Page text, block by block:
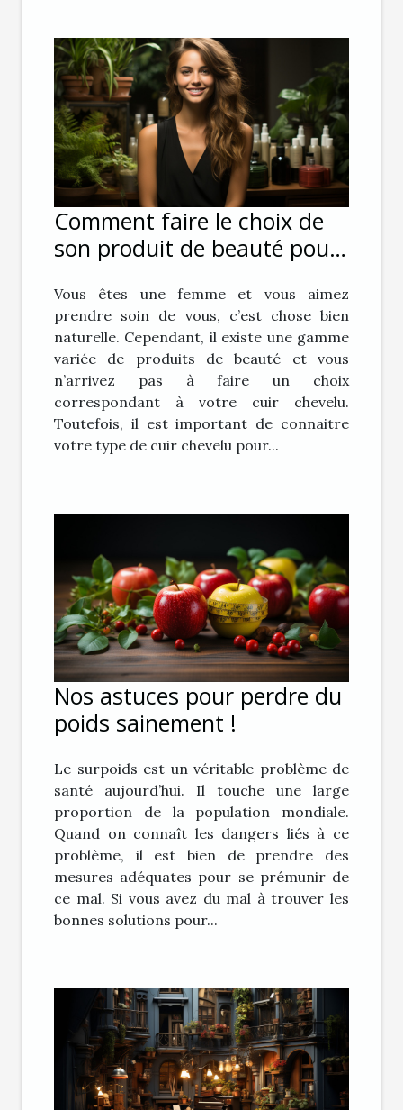
Comment faire le choix de
son produit de beauté pour
Vous êtes une femme et vous aimez
prendre soin de vous, c’est chose bien
naturelle. Cependant, il existe une gamme
variée de produits de beauté et vous
n’arrivez pas à faire un choix
correspondant à votre cuir chevelu.
Toutefois, il est important de connaitre
votre type de cuir chevelu pour...
Nos astuces pour perdre du
poids sainement !
Le surpoids est un véritable problème de
santé aujourd’hui. Il touche une large
proportion de la population mondiale.
Quand on connaît les dangers liés à ce
problème, il est bien de prendre des
mesures adéquates pour se prémunir de
ce mal. Si vous avez du mal à trouver les
bonnes solutions pour...